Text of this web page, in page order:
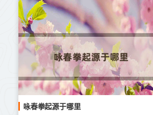
咏春拳起源于哪里